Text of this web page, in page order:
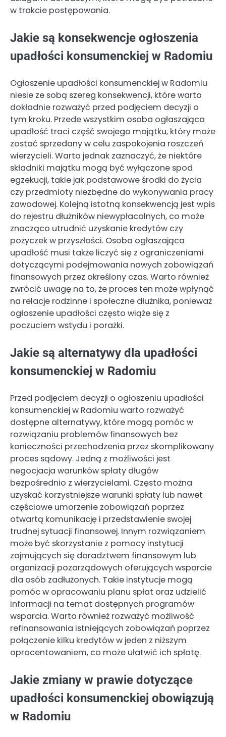
w trakcie postępowania.
Jakie są konsekwencje ogłoszenia
upadłości konsumenckiej w Radomiu
Ogłoszenie upadłości konsumenckiej w Radomiu
niesie ze sobą szereg konsekwencji, które warto
dokładnie rozważyć przed podjęciem decyzji o
tym kroku. Przede wszystkim osoba ogłaszająca
upadłość traci część swojego majątku, który może
zostać sprzedany w celu zaspokojenia roszczeń
wierzycieli. Warto jednak zaznaczyć, że niektóre
składniki majątku mogą być wyłączone spod
egzekucji, takie jak podstawowe środki do życia
czy przedmioty niezbędne do wykonywania pracy
zawodowej. Kolejną istotną konsekwencją jest wpis
do rejestru dłużników niewypłacalnych, co może
znacząco utrudnić uzyskanie kredytów czy
pożyczek w przyszłości. Osoba ogłaszająca
upadłość musi także liczyć się z ograniczeniami
dotyczącymi podejmowania nowych zobowiązań
finansowych przez określony czas. Warto również
zwrócić uwagę na to, że proces ten może wpłynąć
na relacje rodzinne i społeczne dłużnika, ponieważ
ogłoszenie upadłości często wiąże się z
poczuciem wstydu i porażki.
Jakie są alternatywy dla upadłości
konsumenckiej w Radomiu
Przed podjęciem decyzji o ogłoszeniu upadłości
konsumenckiej w Radomiu warto rozważyć
dostępne alternatywy, które mogą pomóc w
rozwiązaniu problemów finansowych bez
konieczności przechodzenia przez skomplikowany
proces sądowy. Jedną z możliwości jest
negocjacja warunków spłaty długów
bezpośrednio z wierzycielami. Często można
uzyskać korzystniejsze warunki spłaty lub nawet
częściowe umorzenie zobowiązań poprzez
otwartą komunikację i przedstawienie swojej
trudnej sytuacji finansowej. Innym rozwiązaniem
może być skorzystanie z pomocy instytucji
zajmujących się doradztwem finansowym lub
organizacji pozarządowych oferujących wsparcie
dla osób zadłużonych. Takie instytucje mogą
pomóc w opracowaniu planu spłat oraz udzielić
informacji na temat dostępnych programów
wsparcia. Warto również rozważyć możliwość
refinansowania istniejących zobowiązań poprzez
połączenie kilku kredytów w jeden z niższym
oprocentowaniem, co może ułatwić ich spłatę.
Jakie zmiany w prawie dotyczące
upadłości konsumenckiej obowiązują
w Radomiu